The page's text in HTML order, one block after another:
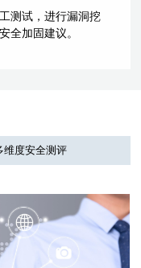
测试，进行漏洞挖
全加固建议。
维度安全测评